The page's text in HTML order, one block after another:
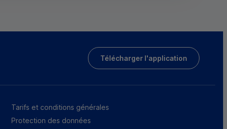
Télécharger l'application
Tarifs et conditions générales
Protection des données